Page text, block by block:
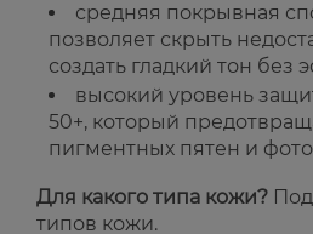
средняя покрывная
позволяет скрыть
создать гладкий тон без
высокий уровень
50+, который
пигментных пятен и
Для какого типа кожи?
типов кожи.